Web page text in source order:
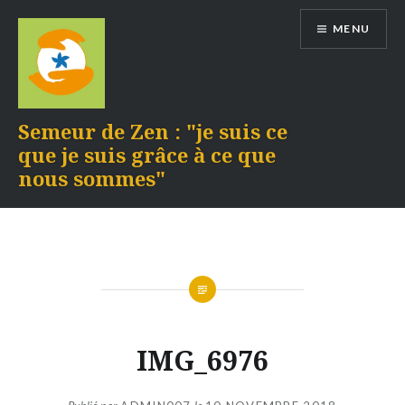
contenu
Semeur de Zen : "je suis ce
que je suis grâce à ce que
nous sommes"
MENU
IMG_6976